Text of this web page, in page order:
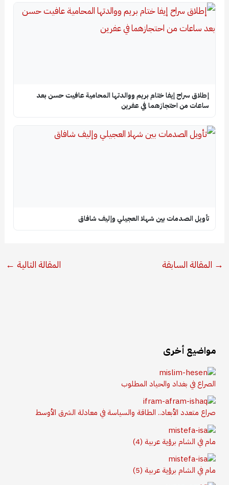
إطلاق سراح إيفا ختام بريم ووالدتها المحامية عافيت حسن بعد
ساعات من احتجازهما في عفرين
تأويل الصدمات بين شهلا العجيلي وإليف شافاق
→ المقالة السابقة المقالة التالية ←
مواضيع أخرى
الصراع في بغداد والحياد المطلوب
صراع متعدد الأبعاد.. الطاقة والسياسة في معادلة الشرق الأوسط
مام في الشام برؤية عربية (4)
مام في الشام برؤية عربية (5)